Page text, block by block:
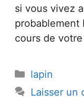
si vous vivez
probablement
cours de
Catégories
lapin
Laisser un